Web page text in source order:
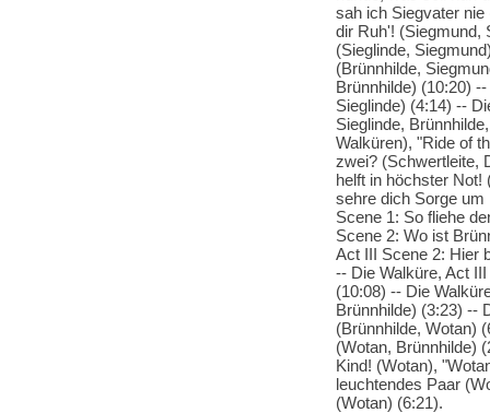
sah ich Siegvater nie
dir Ruh'! (Siegmund,
(Sieglinde,
(Brünnhilde,
Brünnhilde) (10:20)
Sieglinde) (4:14) --
Sieglinde,
Walküren), "Ride of
zwei? (Schwertleite,
helft in höchster Not!
sehre dich Sorge um
Scene 1: So fliehe
Scene 2: Wo ist
Act III Scene 2: Hier
-- Die Walküre, Act
(10:08) -- Die
Brünnhilde) (3:23) --
(Brünnhilde, Wotan)
(Wotan, Brünnhilde)
Kind! (Wotan),
leuchtendes Paar
(Wotan) (6:21).